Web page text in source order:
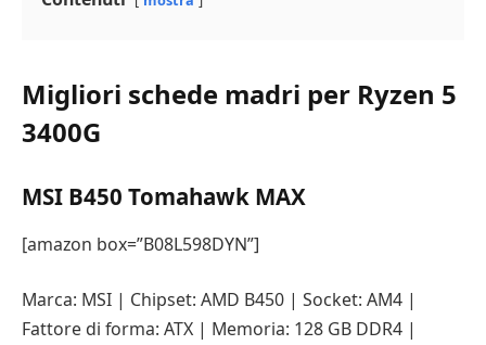
Migliori schede madri per Ryzen 5
3400G
MSI B450 Tomahawk MAX
[amazon box=”B08L598DYN”]
Marca: MSI | Chipset: AMD B450 | Socket: AM4 |
Fattore di forma: ATX | Memoria: 128 GB DDR4 |